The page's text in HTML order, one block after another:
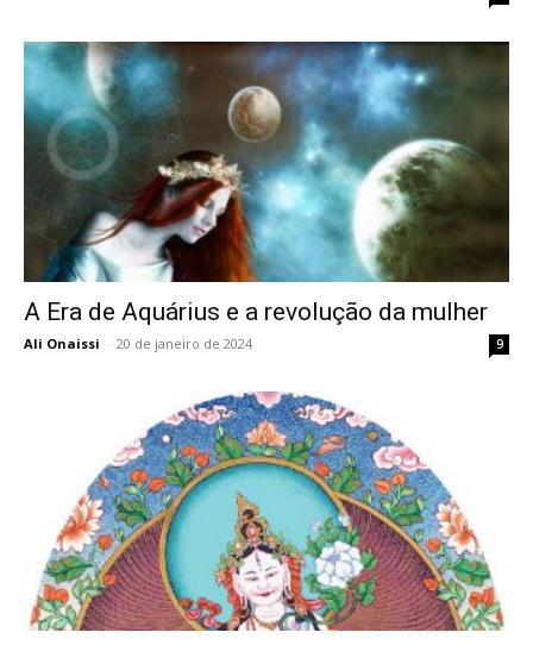
A Era de Aquárius e a revolução da mulher
Ali Onaissi - 20 de janeiro de 2024 9